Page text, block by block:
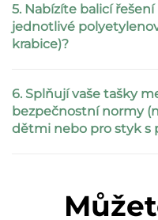
5. Nabízíte balicí
jednotlivé
krabice)?
6. Splňují vaše tašky
bezpečnostní normy
dětmi nebo pro styk s